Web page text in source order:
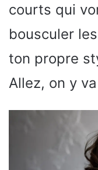
courts qui
bousculer
ton propre
Allez, on y